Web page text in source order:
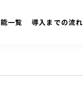
一覧 導入までの流れ